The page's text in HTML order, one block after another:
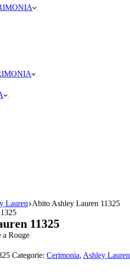
Lauren Abito Ashley Lauren 11325
11325
a Rouge
Categorie: Cerimonia, Ashley Lauren